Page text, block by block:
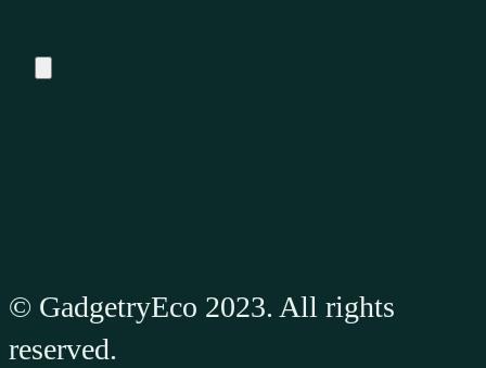
© GadgetryEco 2023. All rights
reserved.